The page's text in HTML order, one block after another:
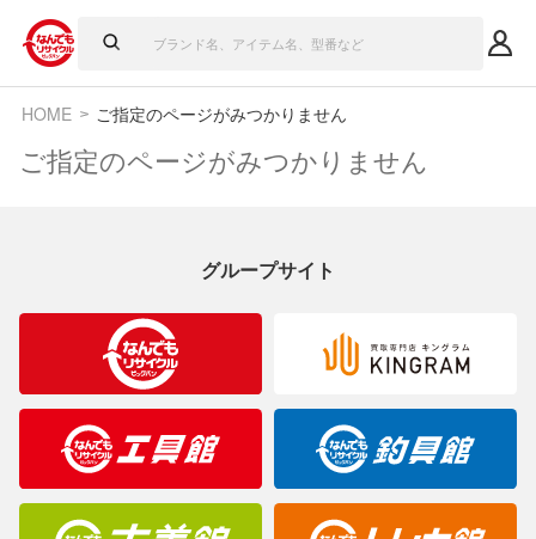
HOME ご指定のページがみつかりません
ご指定のページがみつかりません
グループサイト